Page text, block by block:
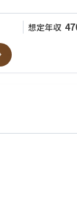
想定年収